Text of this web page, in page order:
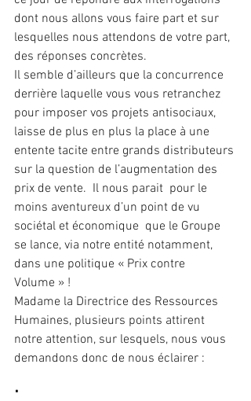
dont nous allons vous faire part et sur
lesquelles nous attendons de votre part,
des réponses concrètes.
Il semble d’ailleurs que la concurrence
derrière laquelle vous vous retranchez
pour imposer vos projets antisociaux,
laisse de plus en plus la place à une
entente tacite entre grands distributeurs
sur la question de l’augmentation des
prix de vente.  Il nous parait  pour le
moins aventureux d’un point de vu
sociétal et économique  que le Groupe
se lance, via notre entité notamment,
dans une politique « Prix contre
Volume » !
Madame la Directrice des Ressources
Humaines, plusieurs points attirent
notre attention, sur lesquels, nous vous
demandons donc de nous éclairer :
.